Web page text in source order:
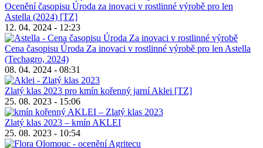
Ocenění časopisu Úroda za inovaci v rostlinné výrobě pro len
Astella (2024) [TZ]
12. 04. 2024 - 12:23
Cena časopisu Úroda Za inovaci v rostlinné výrobě pro len Astella
(Techagro, 2024)
08. 04. 2024 - 08:31
Zlatý klas 2023 pro kmín kořenný jarní Aklei [TZ]
25. 08. 2023 - 15:06
Zlatý klas 2023 – kmín AKLEI
25. 08. 2023 - 10:54